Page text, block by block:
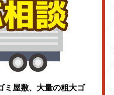
ミ屋敷、大量の粗大ゴ